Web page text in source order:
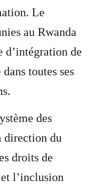
Le
au Rwanda
d’intégration de
toutes ses
des
direction du
droits de
l’inclusion